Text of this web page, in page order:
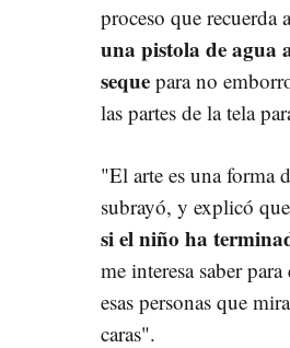
proceso que recuerda
una pistola de agua
seque para no
las partes de la tela
"El arte es una forma
subrayó, y explicó
si el niño ha
me interesa saber
esas personas que
caras".